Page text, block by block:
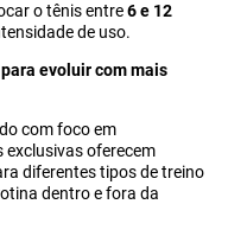
o tênis entre6 e 12
de uso.
evoluir com mais
com foco em
exclusivas oferecem
diferentes tipos de treino
dentro e fora da